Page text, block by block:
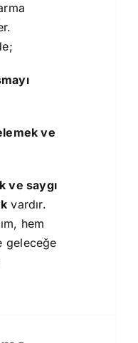
ve
ve saygı
vardır.
hem
geleceğe